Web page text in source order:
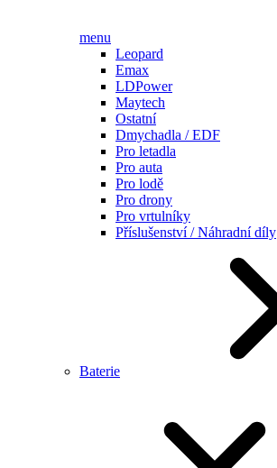
menu
Leopard
Emax
LDPower
Maytech
Ostatní
Dmychadla / EDF
Pro letadla
Pro auta
Pro lodě
Pro drony
Pro vrtulníky
Příslušenství / Náhradní díly
Baterie